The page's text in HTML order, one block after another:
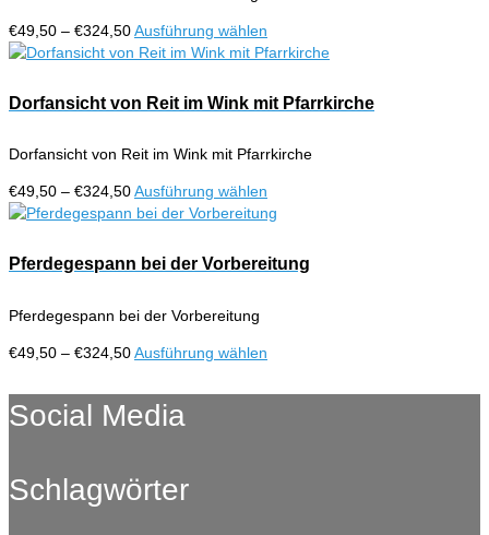
können
auf
Produktseite
werden
€49,50 – €324,50Preisspanne:
€49,50
€324,50
Ausführung wählen
Produkt
mehrere
Varianten
Die
können
auf
Produktseite
Dorfansicht von Reit im Wink mit Pfarrkirche
Dorfansicht von Reit im Wink mit Pfarrkirche
€49,50 – €324,50Preisspanne:
€49,50
€324,50
Ausführung wählen
Produkt
mehrere
Varianten
können
Pferdegespann bei der Vorbereitung
Pferdegespann bei der Vorbereitung
€49,50 – €324,50Preisspanne:
bis
€324,50
Ausführung wählen
weist
Social Media
Schlagwörter